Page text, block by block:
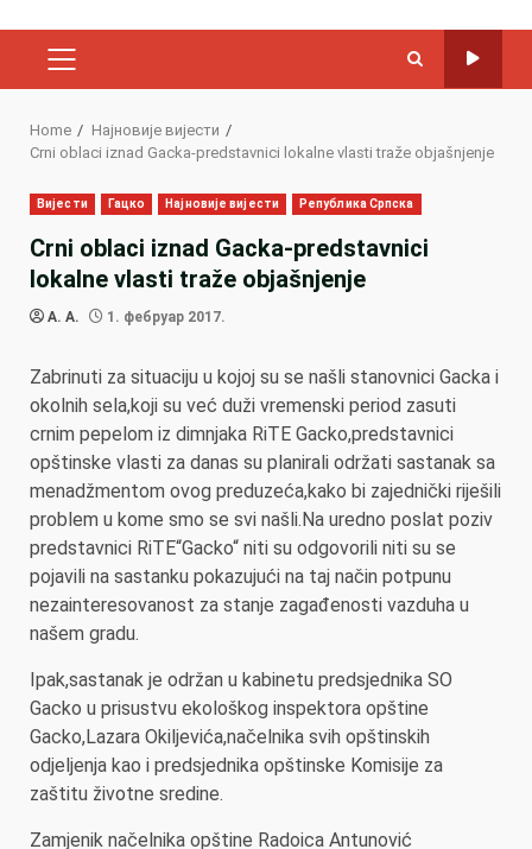
PRIMARY
Home
Најновије вијести
Crni oblaci iznad Gacka-predstavnici lokalne vlasti traže objašnjenje
Вијести Гацко Најновије вијести Република Српска
Crni oblaci iznad Gacka-predstavnici
lokalne vlasti traže objašnjenje
A. A. 1. фебруар 2017.
Zabrinuti za situaciju u kojoj su se našli stanovnici Gacka i
okolnih sela,koji su već duži vremenski period zasuti
crnim pepelom iz dimnjaka RiTE Gacko,predstavnici
opštinske vlasti za danas su planirali održati sastanak sa
menadžmentom ovog preduzeća,kako bi zajednički riješili
problem u kome smo se svi našli.Na uredno poslat poziv
predstavnici RiTE“Gacko“ niti su odgovorili niti su se
pojavili na sastanku pokazujući na taj način potpunu
nezainteresovanost za stanje zagađenosti vazduha u
našem gradu.
Ipak,sastanak je održan u kabinetu predsjednika SO
Gacko u prisustvu ekološkog inspektora opštine
Gacko,Lazara Okiljevića,načelnika svih opštinskih
odjeljenja kao i predsjednika opštinske Komisije za
zaštitu životne sredine.
Zamjenik načelnika opštine Radoica Antunović